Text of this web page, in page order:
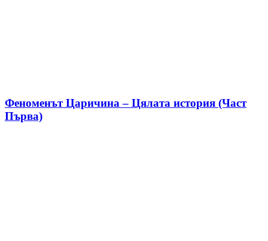
Феноменът Царичина – Цялата история (Част
Първа)